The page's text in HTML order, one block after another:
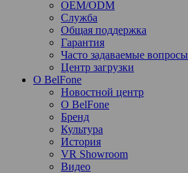
OEM/ODM
Служба
Общая поддержка
Гарантия
Часто задаваемые вопросы
Центр загрузки
О BelFone
Новостной центр
О BelFone
Бренд
Культура
История
VR Showroom
Видео